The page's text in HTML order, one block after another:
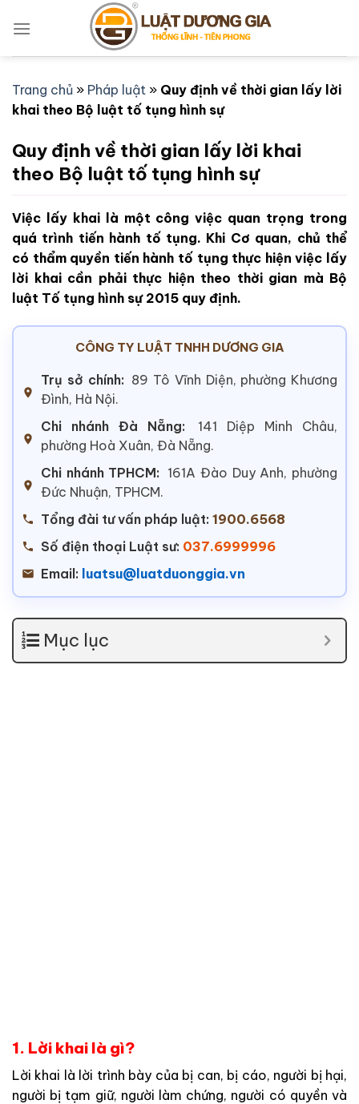
qua
Trang chủ » Pháp luật » Quy định về thời gian lấy lời
khai theo Bộ luật tố tụng hình sự
Quy định về thời gian lấy lời khai
theo Bộ luật tố tụng hình sự
Việc lấy khai là một công việc quan trọng trong
quá trình tiến hành tố tụng. Khi Cơ quan, chủ thể
có thẩm quyền tiến hành tố tụng thực hiện việc lấy
lời khai cần phải thực hiện theo thời gian mà Bộ
luật Tố tụng hình sự 2015 quy định.
CÔNG TY LUẬT TNHH DƯƠNG GIA
Trụ sở chính: 89 Tô Vĩnh Diện, phường Khương
Đình, Hà Nội.
Chi nhánh Đà Nẵng:
141 Diệp Minh Châu,
phường Hoà Xuân, Đà Nẵng.
Chi nhánh TPHCM: 161A Đào Duy Anh, phường
Đức Nhuận, TPHCM.
Tổng đài tư vấn pháp luật: 1900.6568
Số điện thoại Luật sư: 037.6999996
Email: luatsu@luatduonggia.vn
Mục lục
1. Lời khai là gì?
Lời khai là lời trình bày của bị can, bị cáo, người bị hại,
người bị tạm giữ, người làm chứng, người có quyền và